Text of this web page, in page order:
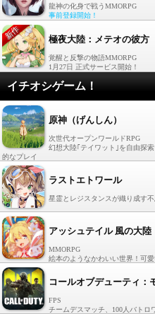
龍神の化身で戦うMMORPG
事前登録開始！
極夜大陸：メテオの彼方
覚醒と反撃の物語MMORPG
1月27日 正式サービス開始！
イチオシゲーム！
原神（げんしん）
次世代オープンワールドRPG
幻想大陸｢テイワット｣を自由探
的なプレイ
ラストエトワール
星霊とレジスタンスが織り成す
アッシュテイル 風の大陸
MMORPG
絵本のようなかわいい世界！可
コールオブデューティ：
FPS
チームデスマッチ、100人バトロ